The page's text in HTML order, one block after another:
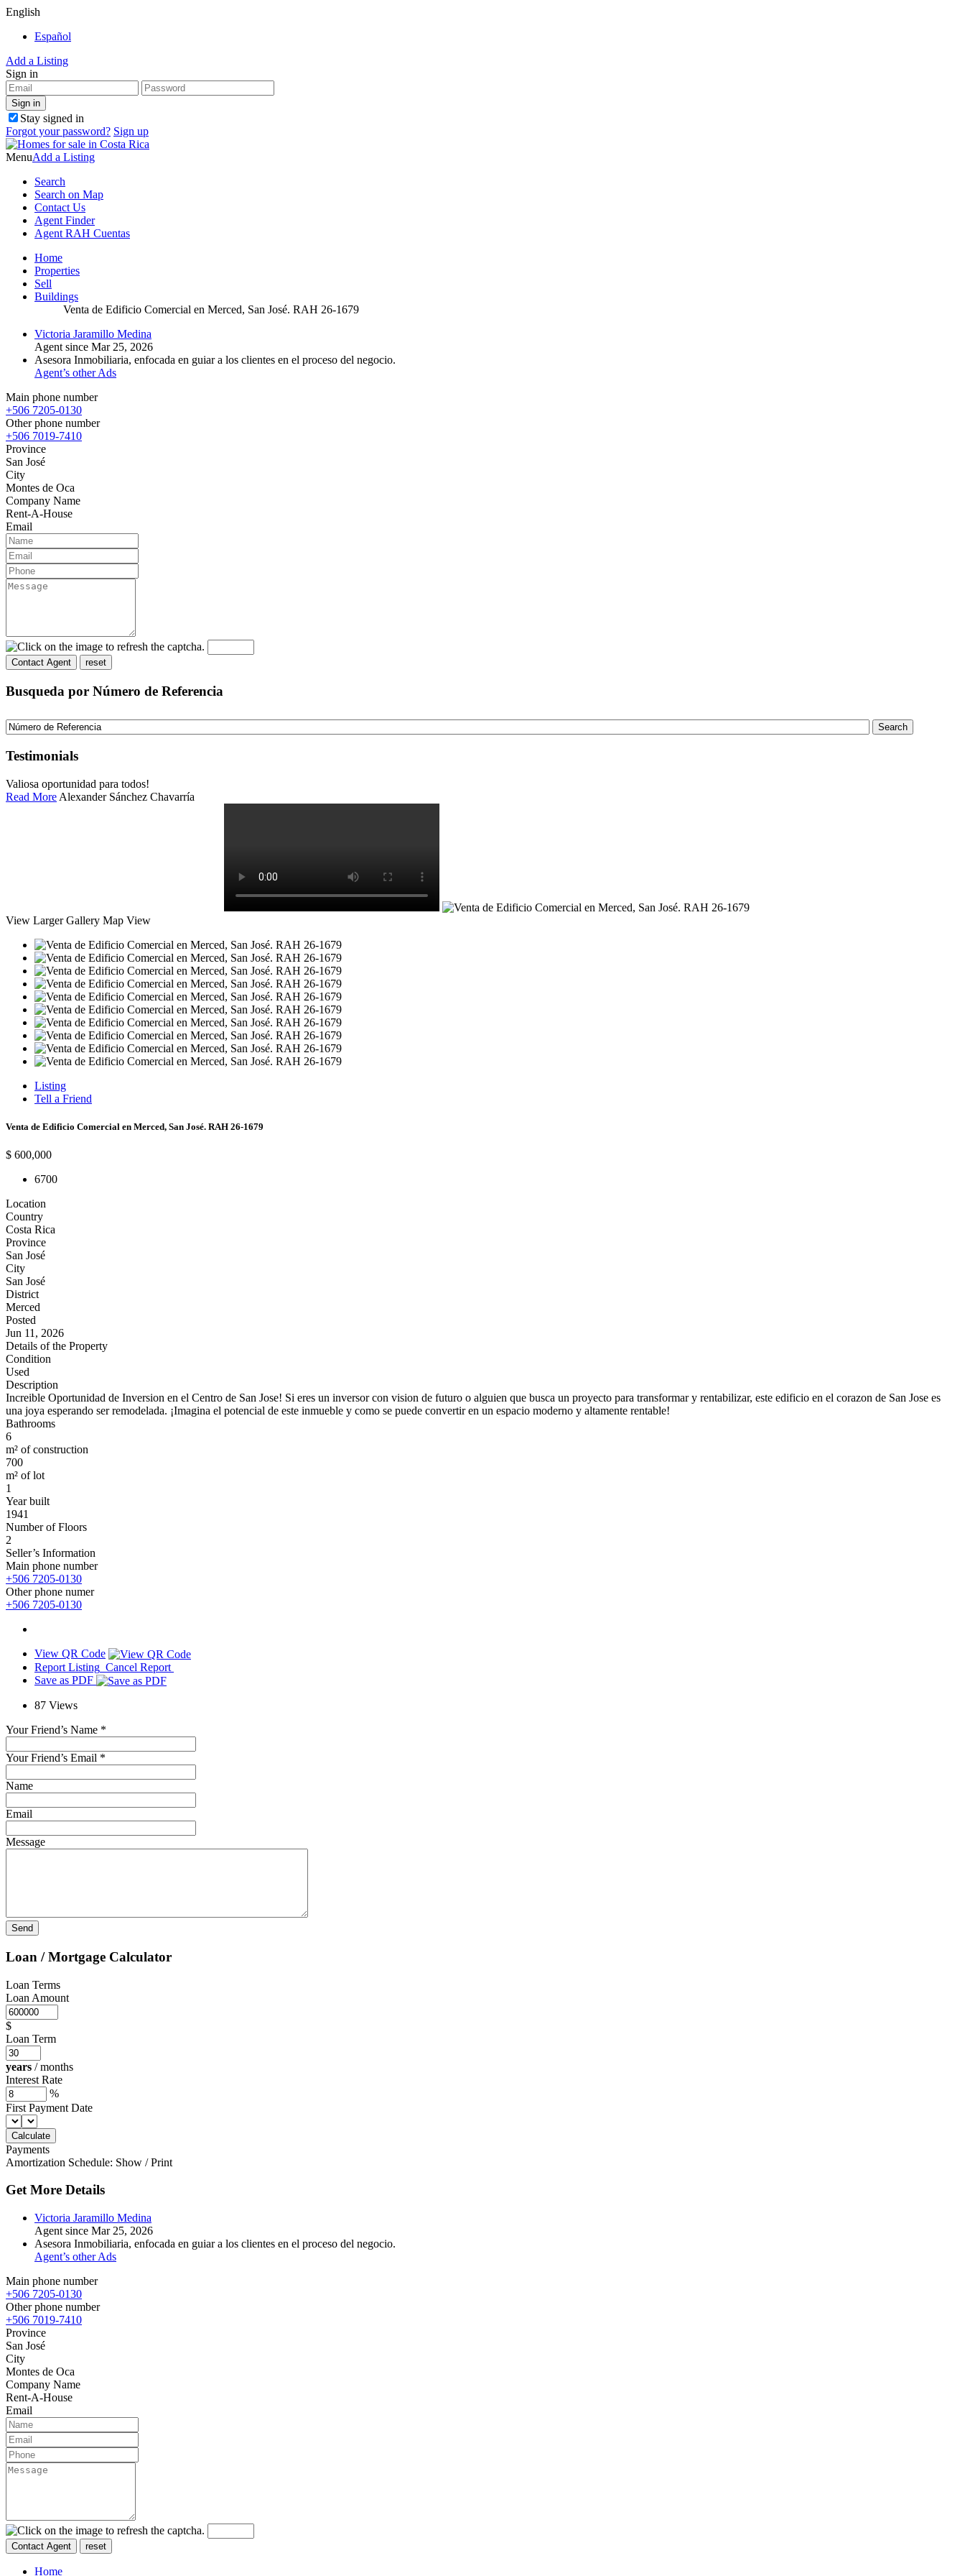
English
Español
Add a Listing
Sign in
Stay signed in
Forgot your password? Sign up
MenuAdd a Listing
Search
Search on Map
Contact Us
Agent Finder
Agent RAH Cuentas
Home
Properties
Sell
Buildings
Venta de Edificio Comercial en Merced, San José. RAH 26-1679
Victoria Jaramillo Medina
Agent since Mar 25, 2026
Asesora Inmobiliaria, enfocada en guiar a los clientes en el proceso del negocio.
Agent’s other Ads
Main phone number
+506 7205-0130
Other phone number
+506 7019-7410
Province
San José
City
Montes de Oca
Company Name
Rent-A-House
Email
Busqueda por Número de Referencia
Testimonials
Valiosa oportunidad para todos!
Read More Alexander Sánchez Chavarría
View Larger Gallery Map View
Listing
Tell a Friend
Venta de Edificio Comercial en Merced, San José. RAH 26-1679
$ 600,000
6700
Location
Country
Costa Rica
Province
San José
City
San José
District
Merced
Posted
Jun 11, 2026
Details of the Property
Condition
Used
Description
Increi­ble Oportunidad de Inversion en el Centro de San Jose! Si eres un inversor con vision de futuro o alguien que busca un proyecto para transformar y rentabilizar, este edificio en el corazon de San Jose es
una joya esperando ser remodelada. ¡Imagina el potencial de este inmueble y como se puede convertir en un espacio moderno y altamente rentable!
Bathrooms
6
m² of construction
700
m² of lot
1
Year built
1941
Number of Floors
2
Seller’s Information
Main phone number
+506 7205-0130
Other phone numer
+506 7205-0130
View QR Code
Report Listing Cancel Report
Save as PDF
87 Views
Your Friend’s Name *
Your Friend’s Email *
Name
Email
Message
Loan / Mortgage Calculator
Loan Terms
Loan Amount
$
Loan Term
years /months
Interest Rate
%
First Payment Date
Payments
Amortization Schedule: Show /Print
Get More Details
Victoria Jaramillo Medina
Agent since Mar 25, 2026
Asesora Inmobiliaria, enfocada en guiar a los clientes en el proceso del negocio.
Agent’s other Ads
Main phone number
+506 7205-0130
Other phone number
+506 7019-7410
Province
San José
City
Montes de Oca
Company Name
Rent-A-House
Email
Home